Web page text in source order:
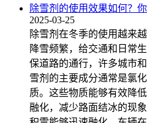
除雪剂的使用效果如何？
2025-03-25
除雪剂在冬季的使用越来
降雪频繁，给交通和日常
保道路的通行，许多城市
雪剂的主要成分通常是氯
质。这些物质能够有效降
融化，减少路面结冰的现